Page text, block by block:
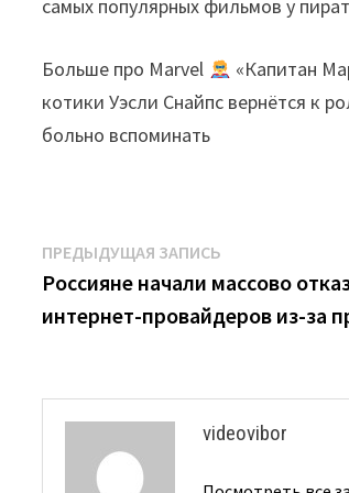
самых популярных фильмов у
Больше про Marvel
«Капитан
котики Уэсли Снайпс вернётся к
больно вспоминать
Навигация
по
записям
ПРЕДЫДУЩАЯ ЗАПИСЬ
запись:
Россияне начали массово
интернет-провайдеров из-за
videovibor